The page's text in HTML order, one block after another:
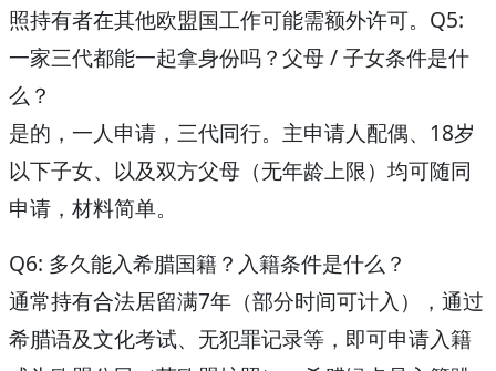
照持有者在其他欧盟国工作可能需额外许可。 Q5:
一家三代都能一起拿身份吗？父母 / 子女条件是什
么？
是的，一人申请，三代同行。主申请人配偶、18岁
以下子女、以及双方父母（无年龄上限）均可随同
申请，材料简单。
Q6: 多久能入希腊国籍？入籍条件是什么？
通常持有合法居留满7年（部分时间可计入），通过
希腊语及文化考试、无犯罪记录等，即可申请入籍